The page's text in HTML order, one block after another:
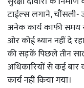
टाईल्स लगाने, चौंसली-
अनेक कार्य काफी समय
ओर कोई ध्यान नहीं दे
की सड़कें पिछले तीन
अधिकारियों से कई बार
कार्य नहीं किया गया।